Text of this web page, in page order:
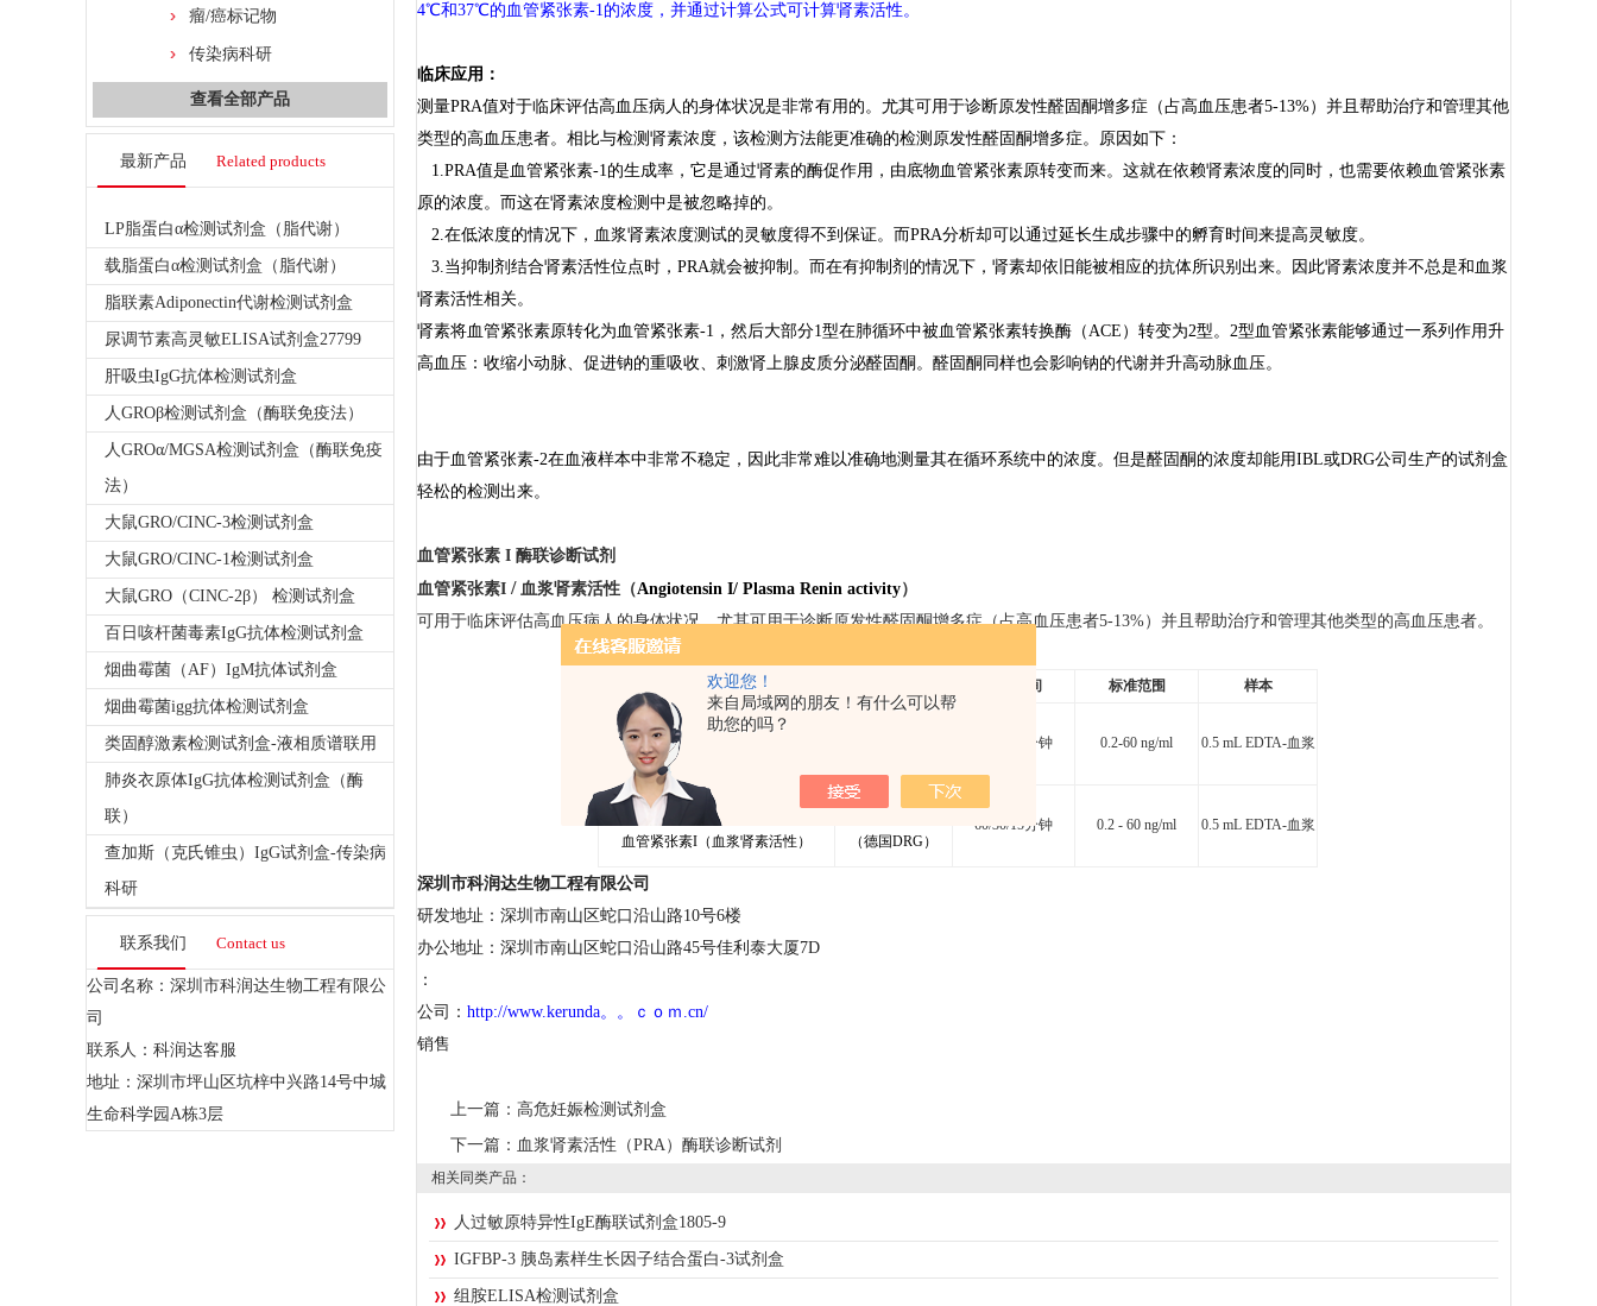
欢迎您！
来自局域网的朋友！有什么可以帮
助您的吗？
瘤/癌标记物
传染病科研
查看全部产品
最新产品 Related products
LP脂蛋白α检测试剂盒（脂代谢）
载脂蛋白α检测试剂盒（脂代谢）
脂联素Adiponectin代谢检测试剂盒
尿调节素高灵敏ELISA试剂盒27799
肝吸虫IgG抗体检测试剂盒
人GROβ检测试剂盒（酶联免疫法）
人GROα/MGSA检测试剂盒（酶联免疫
法）
大鼠GRO/CINC-3检测试剂盒
大鼠GRO/CINC-1检测试剂盒
大鼠GRO（CINC-2β） 检测试剂盒
百日咳杆菌毒素IgG抗体检测试剂盒
烟曲霉菌（AF）IgM抗体试剂盒
烟曲霉菌igg抗体检测试剂盒
类固醇激素检测试剂盒-液相质谱联用
肺炎衣原体IgG抗体检测试剂盒（酶
联）
查加斯（克氏锥虫）IgG试剂盒-传染病
科研
联系我们 Contact us
公司名称：深圳市科润达生物工程有限公
司
联系人：科润达客服
地址：深圳市坪山区坑梓中兴路14号中城
生命科学园A栋3层
4℃和37℃的血管紧张素-1的浓度，并通过计算公式可计算肾素活性。
临床应用：
测量PRA值对于临床评估高血压病人的身体状况是非常有用的。尤其可用于诊断原发性醛固酮增多症（占高血压患者5-13%）并且帮助治疗和管理其他
类型的高血压患者。相比与检测肾素浓度，该检测方法能更准确的检测原发性醛固酮增多症。原因如下：
1.PRA值是血管紧张素-1的生成率，它是通过肾素的酶促作用，由底物血管紧张素原转变而来。这就在依赖肾素浓度的同时，也需要依赖血管紧张素
原的浓度。而这在肾素浓度检测中是被忽略掉的。
2.在低浓度的情况下，血浆肾素浓度测试的灵敏度得不到保证。而PRA分析却可以通过延长生成步骤中的孵育时间来提高灵敏度。
3.当抑制剂结合肾素活性位点时，PRA就会被抑制。而在有抑制剂的情况下，肾素却依旧能被相应的抗体所识别出来。因此肾素浓度并不总是和血浆
肾素活性相关。
肾素将血管紧张素原转化为血管紧张素-1，然后大部分1型在肺循环中被血管紧张素转换酶（ACE）转变为2型。2型血管紧张素能够通过一系列作用升
高血压：收缩小动脉、促进钠的重吸收、刺激肾上腺皮质分泌醛固酮。醛固酮同样也会影响钠的代谢并升高动脉血压。
由于血管紧张素-2在血液样本中非常不稳定，因此非常难以准确地测 量其在循环系统中的浓度。但是醛固酮的浓度却能用IBL或DRG公司生产的试剂盒
轻松的检测出来。
血管紧张素 I 酶联诊断试剂
血管紧张素I / 血浆肾素活性（Angiotensin I/ Plasma Renin activity）
可用于临床评估高血压病人的身体状况。尤其可用于诊断原发性醛固酮增多症（占高血压患者5-13%）并且帮助治疗和管理其他类型的高血压患者。
名称 温育时间 标准范围 样本
Angiotensin I（Plasma Renin activity）
血管紧张素I（血浆肾素活性）
分钟 0.2-60 ng/ml 0.5 mL EDTA-血浆
Angiotensin I
（Plasma Renin activity）
血管紧张素I（血浆肾素活性）
EIA5308
（德国DRG）
60/30/15分钟 0.2 - 60 ng/ml 0.5 mL EDTA-血浆
深圳市科润达生物工程有限公司
研发地址：深圳市南山区蛇口沿山路10号6楼
办公地址：深圳市南山区蛇口沿山路45号佳利泰大厦7D
：
公司： http://www.kerunda。。ｃｏｍ.cn/
销售
上一篇： 高危妊娠检测试剂盒
下一篇： 血浆肾素活性（PRA）酶联诊断试剂
相关同类产品：
人过敏原特异性IgE酶联试剂盒1805-9
IGFBP-3 胰岛素样生长因子结合蛋白-3试剂盒
组胺ELISA检测试剂盒